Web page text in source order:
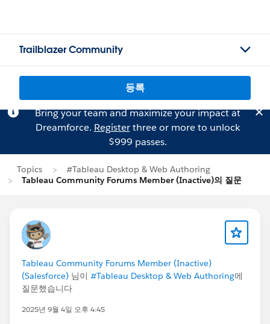
Trailblazer Community
등록
Bring your team and maximize your impact at
Dreamforce. Registerthree or more to unlock
$999 passes.
Topics
#Tableau Desktop & Web Authoring
Tableau Community Forums Member (Inactive)의 질문
Tableau Community Forums Member (Inactive)
(Salesforce) 님이 #Tableau Desktop & Web Authoring에
질문했습니다
2025년 9월 4일 오후 4:45